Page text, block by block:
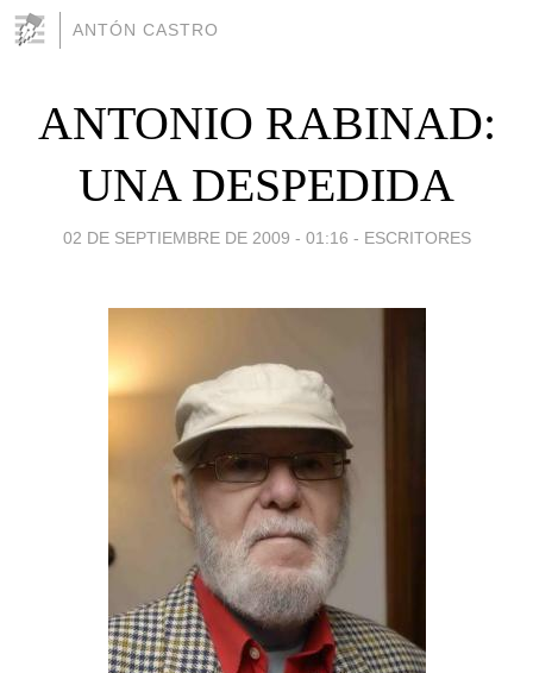
ANTÓN CASTRO
ANTONIO RABINAD:
UNA DESPEDIDA
02 DE SEPTIEMBRE DE 2009 - 01:16 - ESCRITORES